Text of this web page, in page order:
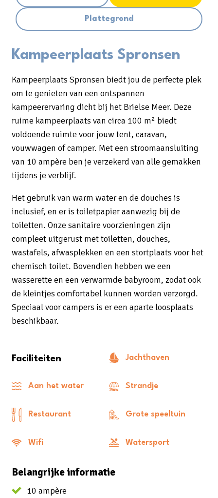
Plattegrond
Kampeerplaats Spronsen
Kampeerplaats Spronsen biedt jou de perfecte plek
om te genieten van een ontspannen
kampeerervaring dicht bij het Brielse Meer. Deze
ruime kampeerplaats van circa 100 m² biedt
voldoende ruimte voor jouw tent, caravan,
vouwwagen of camper. Met een stroomaansluiting
van 10 ampère ben je verzekerd van alle gemakken
tijdens je verblijf.
Het gebruik van warm water en de douches is
inclusief, en er is toiletpapier aanwezig bij de
toiletten. Onze sanitaire voorzieningen zijn
compleet uitgerust met toiletten, douches,
wastafels, afwasplekken en een stortplaats voor het
chemisch toilet. Bovendien hebben we een
wasserette en een verwarmde babyroom, zodat ook
de kleintjes comfortabel kunnen worden verzorgd.
Speciaal voor campers is er een aparte loosplaats
beschikbaar.
Faciliteiten Jachthaven
Aan het water Strandje
Restaurant Grote speeltuin
Wifi Watersport
Belangrijke informatie
10 ampère